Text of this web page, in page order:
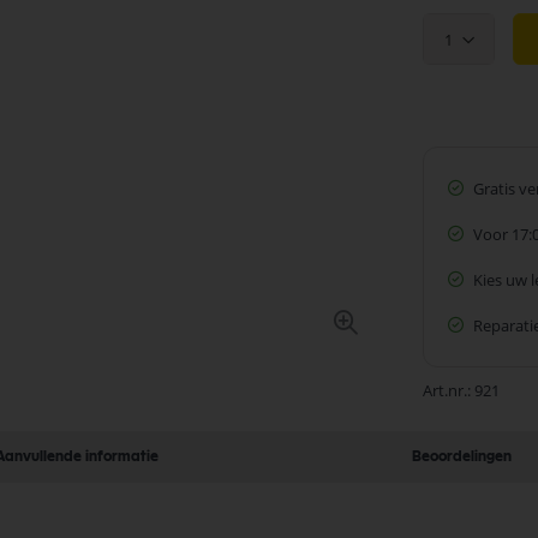
1
Gratis
Voor
Kies uw
Art.nr. 921
informatie Beoordelingen